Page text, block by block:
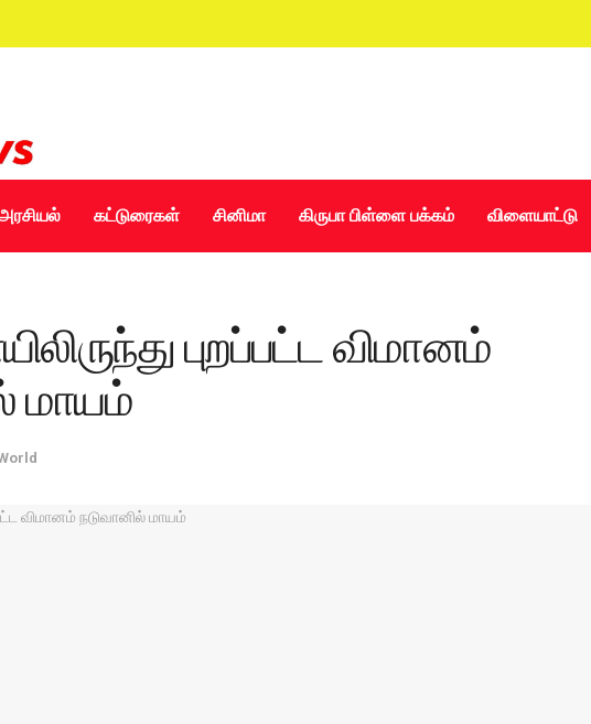
கட்டுரைகள் சினிமா கிருபா பிள்ளை பக்கம் விளையாட்டு
புறப்பட்ட விமானம்
மாயம்